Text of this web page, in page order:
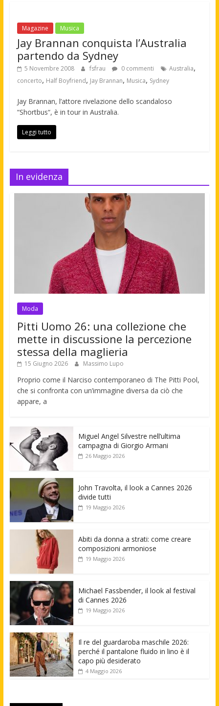
Magazine Musica
Jay Brannan conquista l’Australia
partendo da Sydney
5 Novembre 2008 fsfrau 0 commenti Australia,
concerto, Half Boyfriend, Jay Brannan, Musica, Sydney
Jay Brannan, l’attore rivelazione dello scandaloso
“Shortbus“, è in tour in Australia.
Leggi tutto
In evidenza
Moda
Pitti Uomo 26: una collezione che
mette in discussione la percezione
stessa della maglieria
15 Giugno 2026 Massimo Lupo
Proprio come il Narciso contemporaneo di The Pitti Pool,
che si confronta con un’immagine diversa da ciò che
appare, a
Miguel Angel Silvestre nell’ultima
campagna di Giorgio Armani
26 Maggio 2026
John Travolta, il look a Cannes 2026
divide tutti
19 Maggio 2026
Abiti da donna a strati: come creare
composizioni armoniose
19 Maggio 2026
Michael Fassbender, il look al festival
di Cannes 2026
19 Maggio 2026
Il re del guardaroba maschile 2026:
perché il pantalone fluido in lino è il
capo più desiderato
4 Maggio 2026